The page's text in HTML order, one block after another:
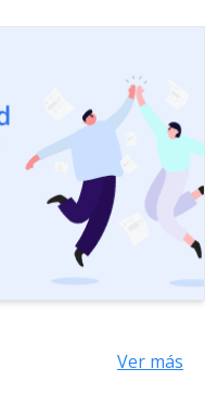
Ver más